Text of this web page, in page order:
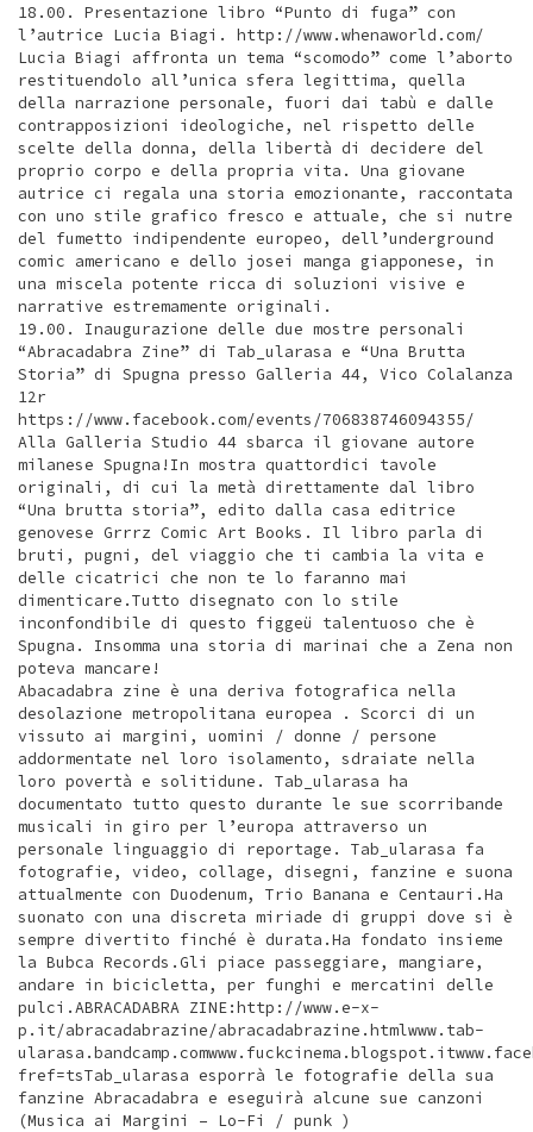
18.00. Presentazione libro “Punto di fuga” con
l’autrice Lucia Biagi. http://www.whenaworld.com/
Lucia Biagi affronta un tema “scomodo” come l’aborto
restituendolo all’unica sfera legittima, quella
della narrazione personale, fuori dai tabù e dalle
contrapposizioni ideologiche, nel rispetto delle
scelte della donna, della libertà di decidere del
proprio corpo e della propria vita. Una giovane
autrice ci regala una storia emozionante, raccontata
con uno stile grafico fresco e attuale, che si nutre
del fumetto indipendente europeo, dell’underground
comic americano e dello josei manga giapponese, in
una miscela potente ricca di soluzioni visive e
narrative estremamente originali.
19.00. Inaugurazione delle due mostre personali
“Abracadabra Zine” di Tab_ularasa e “Una Brutta
Storia” di Spugna presso Galleria 44, Vico Colalanza
12r
https://www.facebook.com/events/706838746094355/
Alla Galleria Studio 44 sbarca il giovane autore
milanese Spugna!In mostra quattordici tavole
originali, di cui la metà direttamente dal libro
“Una brutta storia”, edito dalla casa editrice
genovese Grrrz Comic Art Books. Il libro parla di
bruti, pugni, del viaggio che ti cambia la vita e
delle cicatrici che non te lo faranno mai
dimenticare.Tutto disegnato con lo stile
inconfondibile di questo figgeü talentuoso che è
Spugna. Insomma una storia di marinai che a Zena non
poteva mancare!
Abacadabra zine è una deriva fotografica nella
desolazione metropolitana europea . Scorci di un
vissuto ai margini, uomini / donne / persone
addormentate nel loro isolamento, sdraiate nella
loro povertà e solitidune. Tab_ularasa ha
documentato tutto questo durante le sue scorribande
musicali in giro per l’europa attraverso un
personale linguaggio di reportage. Tab_ularasa fa
fotografie, video, collage, disegni, fanzine e suona
attualmente con Duodenum, Trio Banana e Centauri.Ha
suonato con una discreta miriade di gruppi dove si è
sempre divertito finché è durata.Ha fondato insieme
la Bubca Records.Gli piace passeggiare, mangiare,
andare in bicicletta, per funghi e mercatini delle
pulci.ABRACADABRA ZINE:http://www.e-x-
p.it/abracadabrazine/abracadabrazine.htmlwww.tab-
fref=tsTab_ularasa esporrà le fotografie della sua
fanzine Abracadabra e eseguirà alcune sue canzoni
(Musica ai Margini – Lo-Fi / punk )